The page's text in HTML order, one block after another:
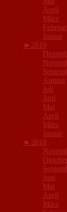
April
März
Februar
Januar
► 2019
August
Juli
Juni
Mai
April
März
Januar
► 2018
Juni
Mai
April
März